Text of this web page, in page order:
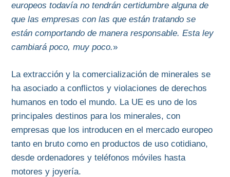
europeos todavía no tendrán certidumbre alguna de
que las empresas con las que están tratando se
están comportando de manera responsable. Esta ley
cambiará poco, muy poco.»
La extracción y la comercialización de minerales se
ha asociado a conflictos y violaciones de derechos
humanos en todo el mundo. La UE es uno de los
principales destinos para los minerales, con
empresas que los introducen en el mercado europeo
tanto en bruto como en productos de uso cotidiano,
desde ordenadores y teléfonos móviles hasta
motores y joyería.